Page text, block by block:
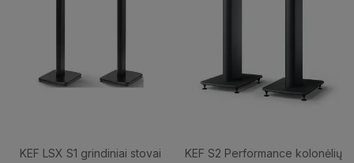
KEF LSX S1 grindiniai stovai
KEF S2 Performance kolonėlių